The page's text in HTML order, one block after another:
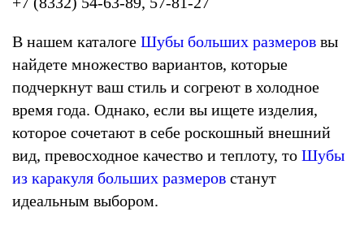
В нашем каталоге Шубы больших размеров вы
найдете множество вариантов, которые
подчеркнут ваш стиль и согреют в холодное
время года. Однако, если вы ищете изделия,
которое сочетают в себе роскошный внешний
вид, превосходное качество и теплоту, то Шубы
из каракуля больших размеров станут
идеальным выбором.